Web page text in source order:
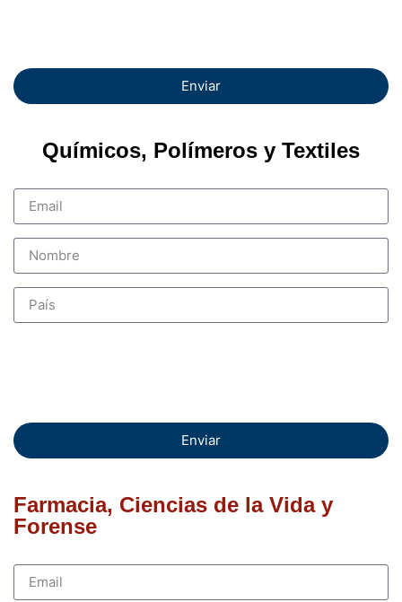
Enviar
Químicos, Polímeros y Textiles
Enviar
Farmacia, Ciencias de la Vida y
Forense